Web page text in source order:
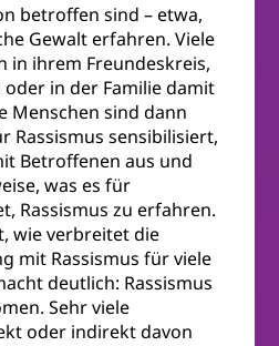
betroffen sind – etwa,
Gewalt erfahren. Viele
in ihrem Freundeskreis,
in der Familie damit
Menschen sind dann
Rassismus sensibilisiert,
Betroffenen aus und
was es für
Rassismus zu erfahren.
wie verbreitet die
mit Rassismus für viele
deutlich: Rassismus
Sehr viele
oder indirekt davon